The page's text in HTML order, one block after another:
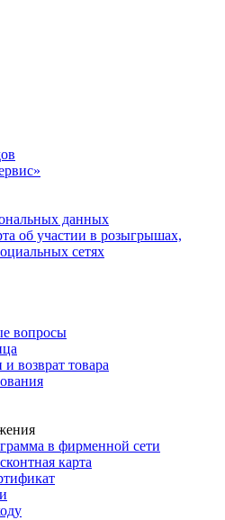
данных
об участии в розыгрышах,
сетях
вопросы
возврат товара
в фирменной сети
карта